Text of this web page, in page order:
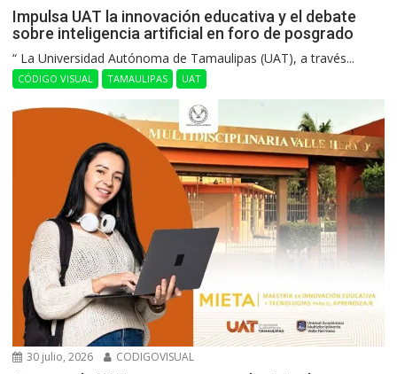
Impulsa UAT la innovación educativa y el debate
sobre inteligencia artificial en foro de posgrado
“ La Universidad Autónoma de Tamaulipas (UAT), a través...
CÓDIGO VISUAL TAMAULIPAS UAT
30 julio, 2026 CODIGOVISUAL